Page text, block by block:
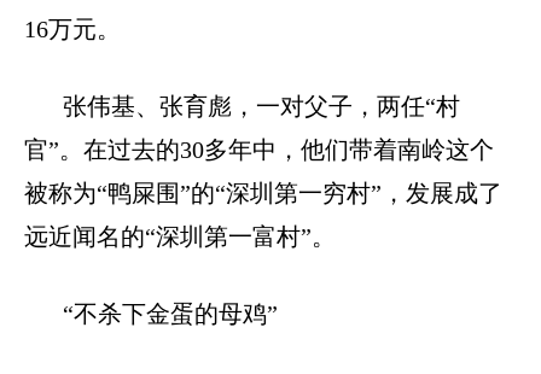
16万元。
张伟基、张育彪，一对父子，两任“村
官”。在过去的30多年中，他们带着南岭这个
被称为“鸭屎围”的“深圳第一穷村”，发展成了
远近闻名的“深圳第一富村”。
“不杀下金蛋的母鸡”